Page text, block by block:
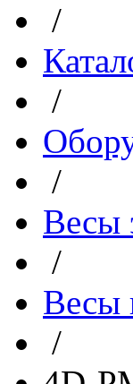
/
/
/
Весы
/
Весы
/